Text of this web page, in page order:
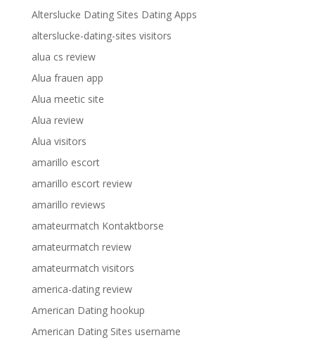
Alterslucke Dating Sites Dating Apps
alterslucke-dating-sites visitors
alua cs review
Alua frauen app
Alua meetic site
Alua review
Alua visitors
amarillo escort
amarillo escort review
amarillo reviews
amateurmatch Kontaktborse
amateurmatch review
amateurmatch visitors
america-dating review
American Dating hookup
American Dating Sites username